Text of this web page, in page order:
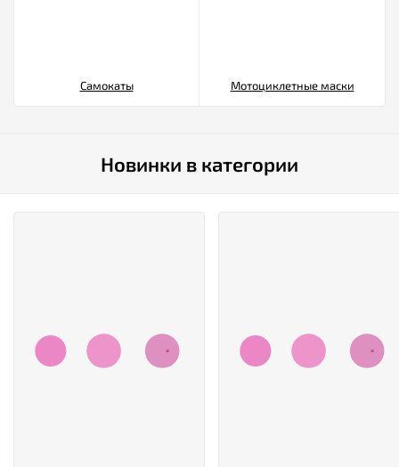
Самокаты Мотоциклетные маски
Новинки в категории